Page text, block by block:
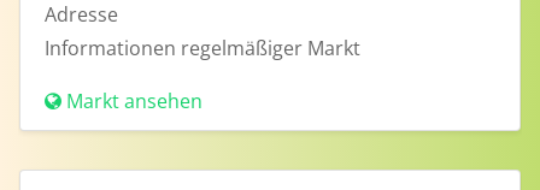
Adresse
Informationen regelmäßiger Markt
Markt ansehen